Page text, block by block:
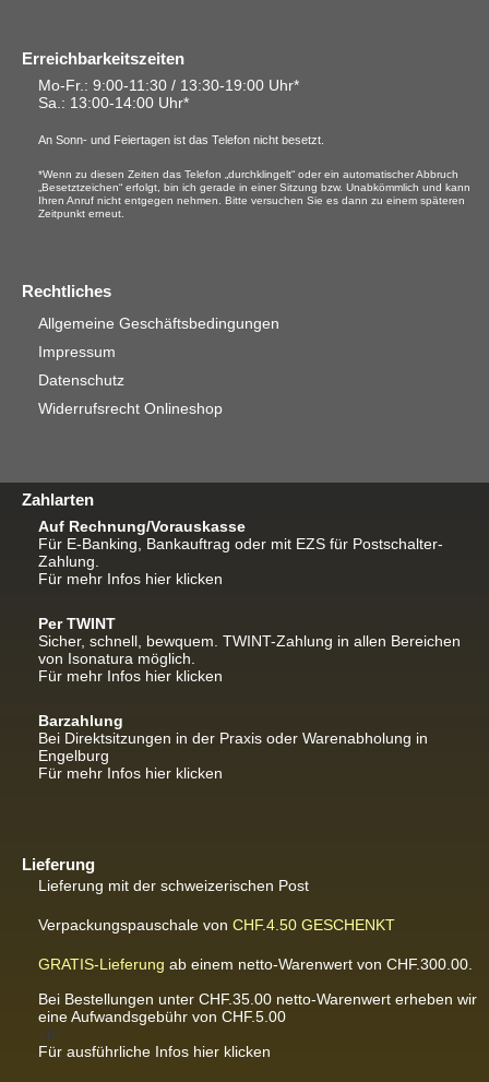
Erreichbarkeitszeiten
Mo-Fr.: 9:00-11:30 / 13:30-19:00 Uhr*
Sa. : 13:00-14:00 Uhr*
An Sonn- und Feiertagen ist das Telefon nicht besetzt.
*Wenn zu diesen Zeiten das Telefon „durchklingelt“ oder ein automatischer Abbruch
„Besetztzeichen“ erfolgt, bin ich gerade in einer Sitzung bzw. Unabkömmlich und kann
Ihren Anruf nicht entgegen nehmen. Bitte versuchen Sie es dann zu einem späteren
Zeitpunkt erneut.
Rechtliches
Allgemeine Geschäftsbedingungen
Impressum
Datenschutz
Widerrufsrecht Onlineshop
Zahlarten
Auf Rechnung/Vorauskasse
Für E-Banking, Bankauftrag oder mit EZS für Postschalter-
Zahlung.
Für mehr Infos hier klicken
Per TWINT
Sicher, schnell, bewquem. TWINT-Zahlung in allen Bereichen
von Isonatura möglich.
Für mehr Infos hier klicken
Barzahlung
Bei Direktsitzungen in der Praxis oder Warenabholung in
Engelburg
Für mehr Infos hier klicken
Lieferung
Lieferung mit der schweizerischen Post
Verpackungspauschale von CHF.4.50 GESCHENKT
GRATIS-Lieferung ab einem netto-Warenwert von CHF.300.00.
Bei Bestellungen unter CHF.35.00 netto-Warenwert erheben wir
eine Aufwandsgebühr von CHF.5.00
<br
Für ausführliche Infos hier klicken